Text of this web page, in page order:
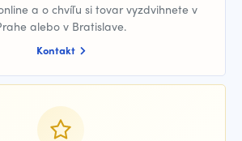
a o chvíľu si tovar vyzdvihnete v
alebo v Bratislave.
Kontakt